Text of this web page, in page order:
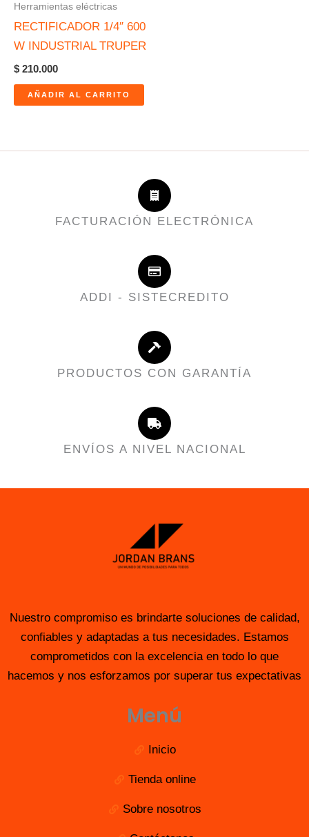
Herramientas eléctricas
RECTIFICADOR 1/4″ 600
W INDUSTRIAL TRUPER
$ 210.000
AÑADIR AL CARRITO
FACTURACIÓN ELECTRÓNICA
ADDI - SISTECREDITO
PRODUCTOS CON GARANTÍA
ENVÍOS A NIVEL NACIONAL
Nuestro compromiso es brindarte soluciones de calidad,
confiables y adaptadas a tus necesidades. Estamos
comprometidos con la excelencia en todo lo que
hacemos y nos esforzamos por superar tus expectativas
Menú
Inicio
Tienda online
Sobre nosotros